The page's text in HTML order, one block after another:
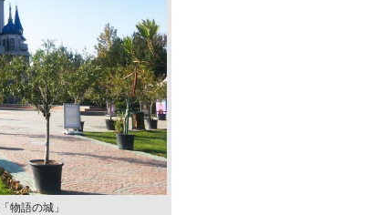
のおいしい食文化。驚く味付けと病みつき
物語の城」